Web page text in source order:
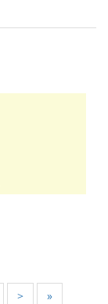
> »